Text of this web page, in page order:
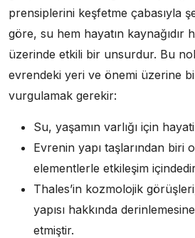
prensiplerini keşfetme çabasıyla
göre, su hem hayatın kaynağıdır
üzerinde etkili bir unsurdur. Bu
evrendeki yeri ve önemi üzerine
vurgulamak gerekir:
Su, yaşamın varlığı için
Evrenin yapı taşlarından biri
elementlerle etkileşim
Thales’in kozmolojik
yapısı hakkında
etmiştir.